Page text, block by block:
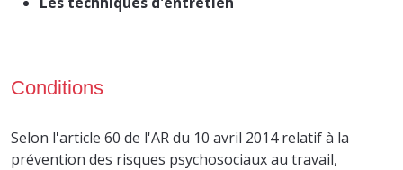
Conditions
Selon l'article 60 de l'AR du 10 avril 2014 relatif à la
prévention des risques psychosociaux au travail,